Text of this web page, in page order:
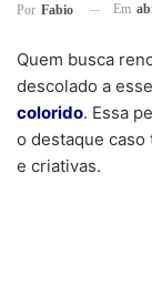
Por Fabio Em
Quem busca
descolado a
colorido. Essa
o destaque
e criativas.